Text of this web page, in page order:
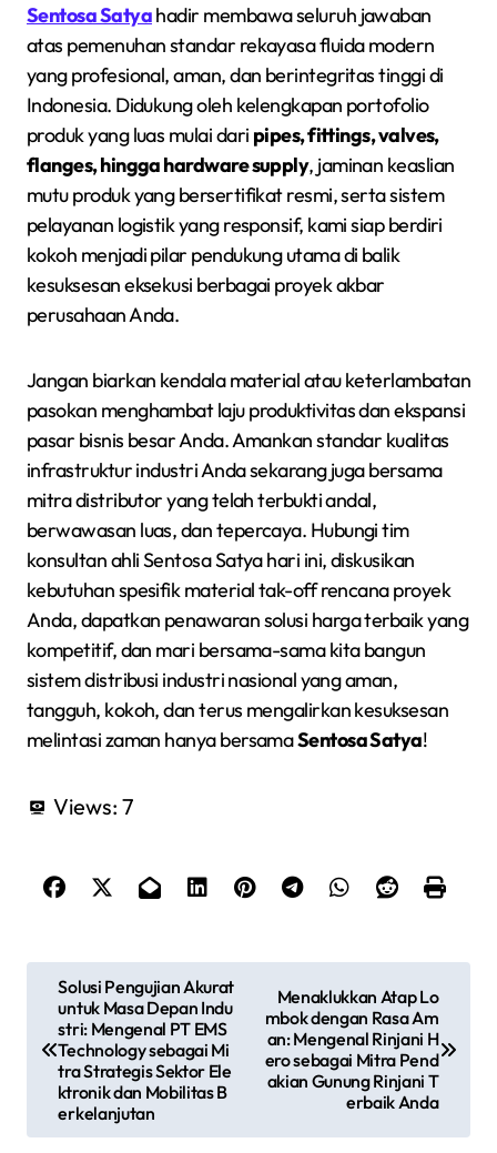
Sentosa Satyahadir membawa seluruh jawaban
atas pemenuhan standar rekayasa fluida modern
yang profesional, aman, dan berintegritas tinggi di
Indonesia. Didukung oleh kelengkapan portofolio
produk yang luas mulai dari pipes, fittings, valves,
flanges, hingga hardware supply, jaminan keaslian
mutu produk yang bersertifikat resmi, serta sistem
pelayanan logistik yang responsif, kami siap berdiri
kokoh menjadi pilar pendukung utama di balik
kesuksesan eksekusi berbagai proyek akbar
perusahaan Anda.
Jangan biarkan kendala material atau keterlambatan
pasokan menghambat laju produktivitas dan ekspansi
pasar bisnis besar Anda. Amankan standar kualitas
infrastruktur industri Anda sekarang juga bersama
mitra distributor yang telah terbukti andal,
berwawasan luas, dan tepercaya. Hubungi tim
konsultan ahli Sentosa Satya hari ini, diskusikan
kebutuhan spesifik material tak-off rencana proyek
Anda, dapatkan penawaran solusi harga terbaik yang
kompetitif, dan mari bersama-sama kita bangun
sistem distribusi industri nasional yang aman,
tangguh, kokoh, dan terus mengalirkan kesuksesan
melintasi zaman hanya bersamaSentosa Satya!
Views: 7
Solusi Pengujian Akurat
untuk Masa Depan Indu
stri: Mengenal PT EMS
Technology sebagai Mi
tra Strategis Sektor Ele
ktronik dan Mobilitas B
erkelanjutan
Menaklukkan Atap Lo
mbok dengan Rasa Am
an: Mengenal Rinjani H
ero sebagai Mitra Pend
akian Gunung Rinjani T
erbaik Anda